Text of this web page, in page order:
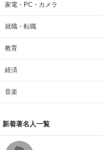
家電・PC・カメラ
就職・転職
教育
経済
音楽
新着著名人一覧